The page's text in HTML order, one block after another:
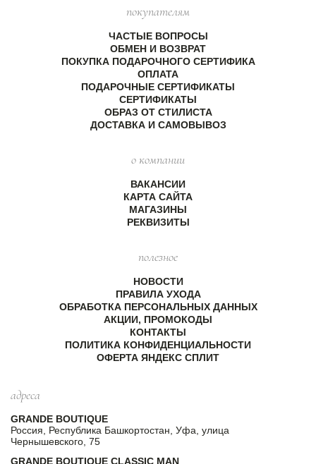
покупателям
ЧАСТЫЕ ВОПРОСЫ
ОБМЕН И ВОЗВРАТ
ПОКУПКА ПОДАРОЧНОГО СЕРТИФИКА
ОПЛАТА
ПОДАРОЧНЫЕ СЕРТИФИКАТЫ
СЕРТИФИКАТЫ
ОБРАЗ ОТ СТИЛИСТА
ДОСТАВКА И САМОВЫВОЗ
о компании
ВАКАНСИИ
КАРТА САЙТА
МАГАЗИНЫ
РЕКВИЗИТЫ
полезное
НОВОСТИ
ПРАВИЛА УХОДА
ОБРАБОТКА ПЕРСОНАЛЬНЫХ ДАННЫХ
АКЦИИ, ПРОМОКОДЫ
КОНТАКТЫ
ПОЛИТИКА КОНФИДЕНЦИАЛЬНОСТИ
ОФЕРТА ЯНДЕКС СПЛИТ
адреса
GRANDE BOUTIQUE
Россия, Республика Башкортостан, Уфа, улица
Чернышевского, 75
GRANDE BOUTIQUE CLASSIC MAN